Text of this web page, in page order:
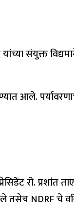
संयुक्त
आले.
रो. प्रशांत
NDRF चे